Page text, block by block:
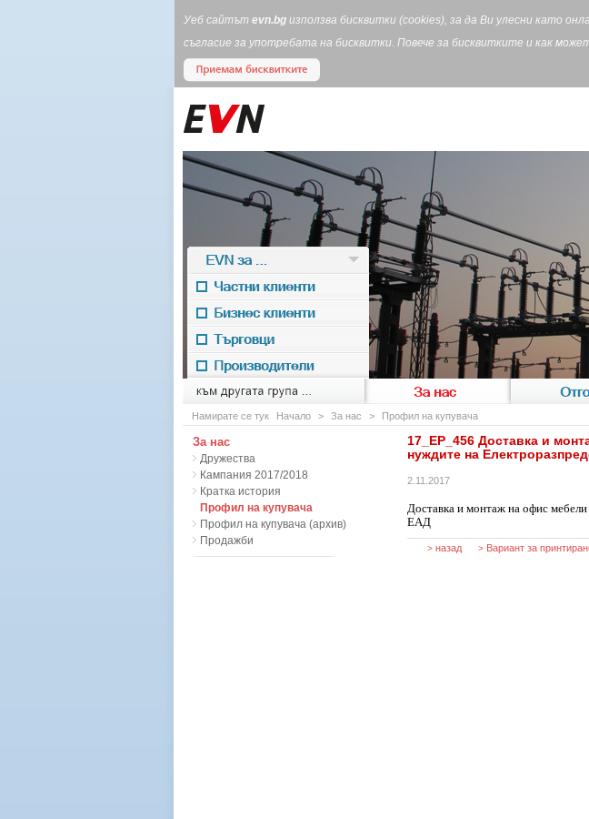
Уеб сайтът evn.bg използва бисквитки (cookies), за да Ви улесни като
съгласие за употребата на бисквитки. Повече за бисквитките и как
към другата група ... За нас
EVN for
EVN за ...
Частни клиенти
Бизнес клиенти
Търговци
Производители
Намирате се тук Начало > За нас > Профил на купувача
17_EP_456 Доставка и
нуждите на
2.11.2017
Доставка и монтаж на офис
ЕАД
> назад > Вариант за
За нас
Дружества
Кампания 2017/2018
Кратка история
Профил на купувача
Профил на купувача (архив)
Продажби